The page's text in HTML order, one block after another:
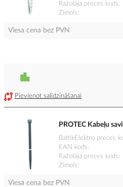
Ražotāja preces kods
Zīmols
Viesa cena bez PVN
Pievienot salīdzināšanai
PROTEC Kabeļu
BaltikElektro preces
EAN kods
Ražotāja preces kods
Zīmols
Viesa cena bez PVN